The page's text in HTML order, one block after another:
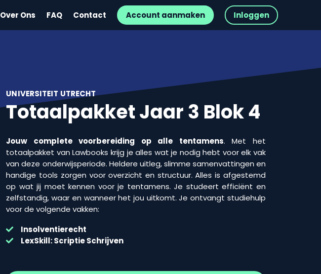
Over Ons FAQ Contact Account aanmaken Inloggen
UNIVERSITEIT UTRECHT
Totaalpakket Jaar 3 Blok 4
Jouw complete voorbereiding op alle tentamens. Met het
totaalpakket van Lawbooks krijg je alles wat je nodig hebt voor elk vak
van deze onderwijsperiode. Heldere uitleg, slimme samenvattingen en
handige tools zorgen voor overzicht en structuur. Alles is afgestemd
op wat jij moet kennen voor je tentamens. Je studeert efficiënt en
zelfstandig, waar en wanneer het jou uitkomt. Je ontvangt studiehulp
voor de volgende vakken:
Insolventierecht
LexSkill: Scriptie Schrijven